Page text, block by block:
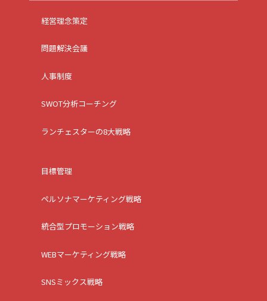
経営理念策定
問題解決会議
人事制度
SWOT分析コーチング
ランチェスターの8大戦略
目標管理
ペルソナマーケティング戦略
統合型プロモーション戦略
WEBマーケティング戦略
SNSミックス戦略